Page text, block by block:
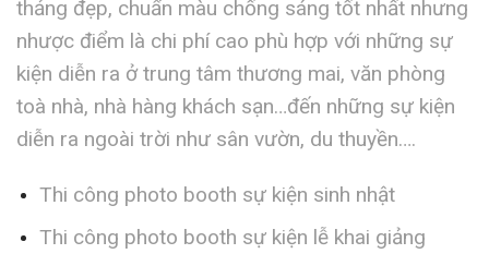
thảng đẹp, chuẩn màu chống sáng tốt nhất nhưng
nhược điểm là chi phí cao phù hợp với những sự
kiện diễn ra ở trung tâm thương mai, văn phòng
toà nhà, nhà hàng khách sạn…đến những sự kiện
diễn ra ngoài trời như sân vườn, du thuyền….
Thi công photo booth sự kiện sinh nhật
Thi công photo booth sự kiện lễ khai giảng